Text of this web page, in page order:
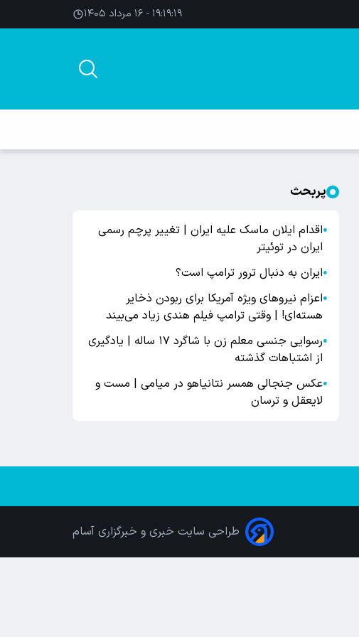
۱۹:۱۹:۱۹ - ۱۶ مرداد ۱۴۰۵
پربحث
●اقدام ایلان ماسک علیه ایران | تغییر پرچم رسمی
ایران در توئیتر
●ایران به دنبال ترور ترامپ است؟
●اعزام نیروهای ویژه آمریکا برای ربودن ذخایر
هسته‌ای! | وقتی ترامپ فیلم هندی زیاد می‌بیند
●
رسوایی جنسی معلم زن با شاگرد ۱۷ ساله | یادگیری
از اشتباهات گذشته
●عکس جنجالی همسر نتانیاهو در میامی | مست و
لایعقل و ترسان
طراحی سایت خبری و خبرگزاری آسام